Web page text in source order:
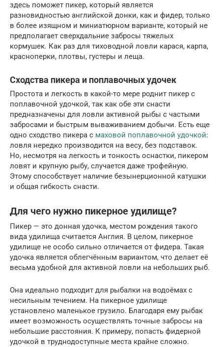
здесь поможет пикер, который является
разновидностью английской донки, как и фидер, только
в более изящном и миниатюрном варианте, который не
предполагает сверхдальние забросы тяжелых
кормушек. Как раз для тиховодной ловли карася, карпа,
красноперки, плотвы, густеры и леща.
Сходства пикера и поплавочных удочек
Простота и легкость в какой-то мере роднит пикер с
поплавочной удочкой, так как обе эти снасти
предназначены для ловли активной рыбы с частыми
забросами и быстрым вываживанием добычи. Есть еще
одно сходство пикера с маховой поплавочной удочкой:
ловля нередко производится на весу, без подставок.
Но, несмотря на легкость и тонкость оснастки, пикером
ловят и крупную рыбу, случается даже трофейную.
Этому способствует наличие безынерционной катушки
и общая гибкость снасти.
Для чего нужно пикерное удилище?
Пикер — это донная удочка, местом рождения такого
вида удилища считается Англия. В целом, пикерное
удилище не особо сильно отличается от фидера. Такая
удочка является облегчённым вариантом, что делает её
весьма удобной для активной ловли на небольших рыб.
Она идеально подходит для рыбалки на водоёмах с
несильным течением. На пикерное удилище
установлено маленькое грузило. Благодаря ему рыбак
имеет возможность осуществлять точные забросы на
небольшие расстояния. К примеру, попасть фидерной
удочкой в труднодоступные места крайне сложно.